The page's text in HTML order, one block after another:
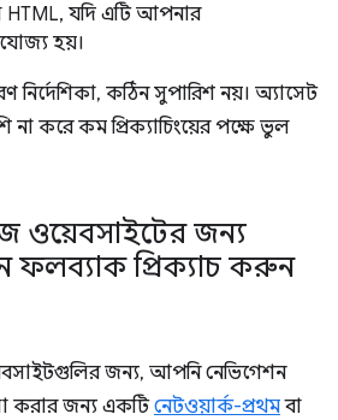
HTML, যদি এটি আপনার
হয়।
নির্দেশিকা, কঠিন সুপারিশ নয়। অ্যাসেট
না করে কম প্রিক্যাচিংয়ের পক্ষে ভুল
ওয়েবসাইটের জন্য
প্রিক্যাচ করুন
জন্য, আপনি নেভিগেশন
করার জন্য একটিনেটওয়ার্ক-প্রথমবা